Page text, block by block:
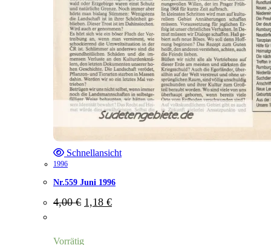
Schnellansicht
1996
Nr.559 Juni 1996
4,00€ Ursprünglicher
Preis
1,18 €Aktueller
Vorrätig